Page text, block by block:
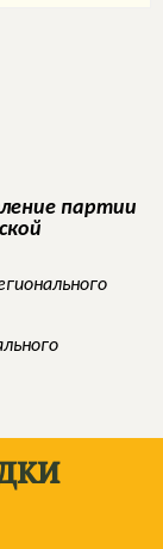
партии